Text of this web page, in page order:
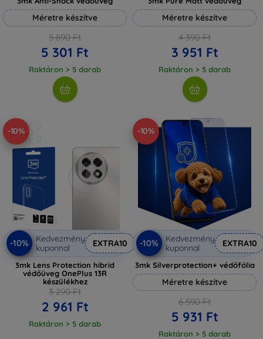
Méretre készítve
5 890 Ft
5 301 Ft
Raktáron > 5 darab
Méretre készítve
4 390 Ft
3 951 Ft
Raktáron > 5 darab
-10%
-10%
Kedvezmény
kuponnal
EXTRA10
3mk Lens Protection hibrid
védőüveg OnePlus 13R
készülékhez
3 290 Ft
2 961 Ft
Raktáron > 5 darab
-10%
-10%
Kedvezmény
kuponnal
EXTRA10
3mk Silverprotection+ védőfólia
Méretre készítve
6 590 Ft
5 931 Ft
Raktáron > 5 darab